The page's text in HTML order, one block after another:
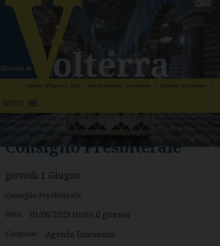
Skip
content
sabato 08 agosto 2026 - San Domenico, sacerdote Liturgia del giorno
MENU
Consiglio Presbiterale
giovedì 1 Giugno
Consiglio Presbiterale
Data:
01/06/2023 (tutto il giorno)
Categorie: Agenda Diocesana